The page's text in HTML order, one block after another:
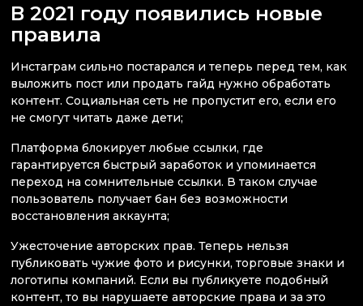
В 2021 году появились новые
правила
Инстаграм сильно постарался и теперь перед тем, как
выложить пост или продать гайд нужно обработать
контент. Социальная сеть не пропустит его, если его
не смогут читать даже дети;
Платформа блокирует любые ссылки, где
гарантируется быстрый заработок и упоминается
переход на сомнительные ссылки. В таком случае
пользователь получает бан без возможности
восстановления аккаунта;
Ужесточение авторских прав. Теперь нельзя
публиковать чужие фото и рисунки, торговые знаки и
логотипы компаний. Если вы публикуете подобный
контент, то вы нарушаете авторские права и за это